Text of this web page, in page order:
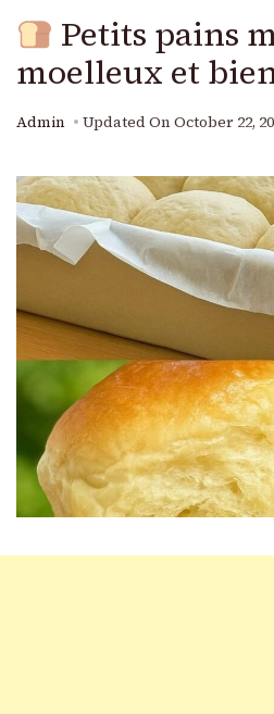
Petits pains
moelleux et
Admin Updated On October 22,